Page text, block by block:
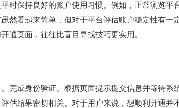
时保持良好的账户使用习惯。例如，正常浏览平
然看起来简单，但对于平台评估账户稳定性有一
通页面，往往比盲目寻找技巧更实用。
完成身份验证、根据页面提示提交信息并等待系
估结果密切相关。对于用户来说，想顺利开通并